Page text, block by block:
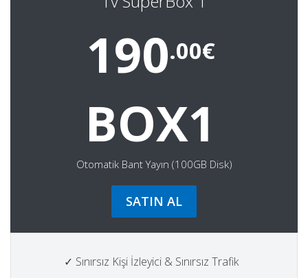
190.00€
BOX1
Otomatik Bant Yayın (100GB Disk)
SATIN AL
✓ Sınırsız Kişi İzleyici & Sınırsız Trafik